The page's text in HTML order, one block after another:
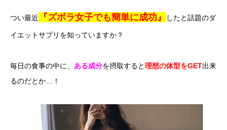
つい最近 『ズボラ女子でも簡単に成功』 したと話題のダ
イエットサプリを知っていますか？
毎日の食事の中に、 ある成分を摂取すると理想の体型をGET出来
るのだとか…！